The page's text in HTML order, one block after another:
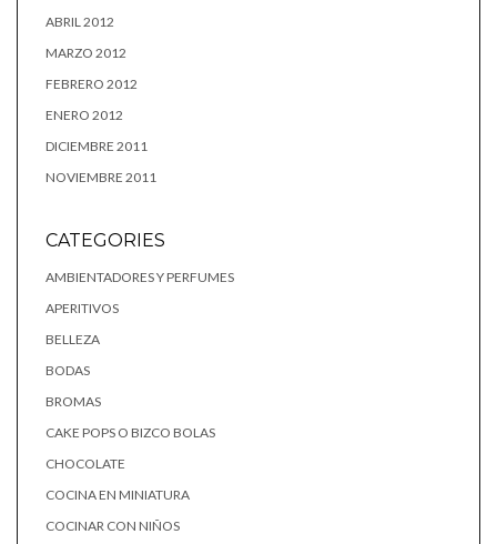
ABRIL 2012
MARZO 2012
FEBRERO 2012
ENERO 2012
DICIEMBRE 2011
NOVIEMBRE 2011
CATEGORIES
AMBIENTADORES Y PERFUMES
APERITIVOS
BELLEZA
BODAS
BROMAS
CAKE POPS O BIZCO BOLAS
CHOCOLATE
COCINA EN MINIATURA
COCINAR CON NIÑOS